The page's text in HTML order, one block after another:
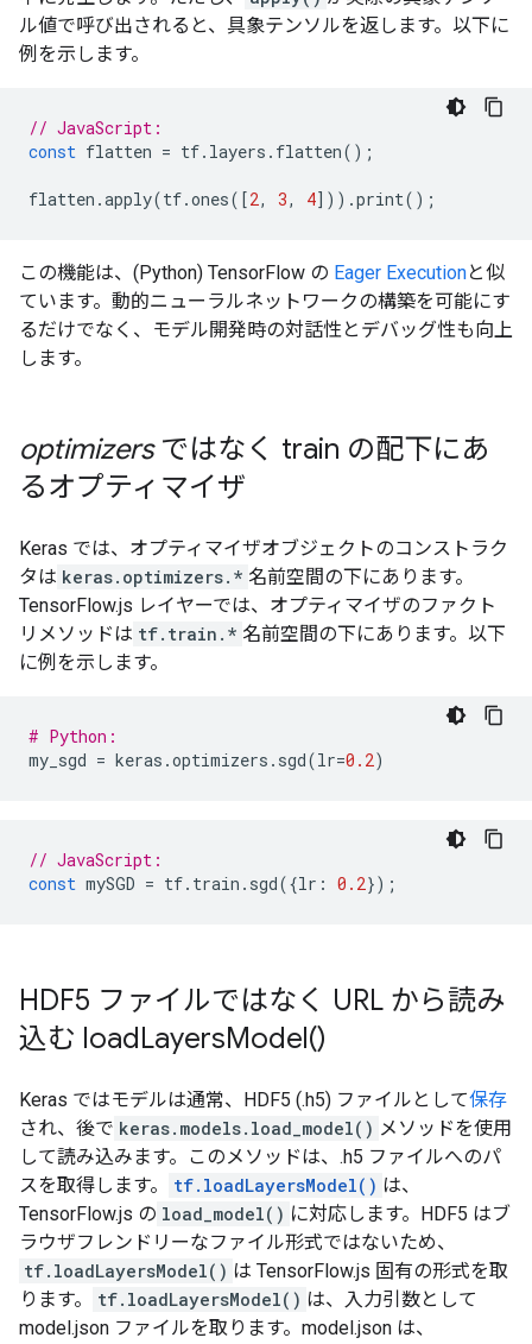
ル値で呼び出されると、具象テンソルを返します。以下に
例を示します。
// JavaScript:
const flatten = tf. layers . flatten();
flatten .apply(tf.ones([2, 3, 4])).print();
この機能は、(Python) TensorFlow の Eager Executionと似
ています。動的ニューラルネットワークの構築を可能にす
るだけでなく、モデル開発時の対話性とデバッグ性も向上
します。
optimizersではなく train の配下にあ
るオプティマイザ
Keras では、オプティマイザオブジェクトのコンストラク
タは keras.optimizers.* 名前空間の下にあります。
TensorFlow.js レイヤーでは、オプティマイザのファクト
リメソッドは tf.train.* 名前空間の下にあります。以下
に例を示します。
# Python:
my_sgd = keras .optimizers . sgd(lr=0.2)
// JavaScript:
const mySGD = tf. train . sgd({lr : 0.2});
HDF5 ファイルではなく URL から読み
込む loadLayersModel()
Keras ではモデルは通常、HDF5 (.h5) ファイルとして保存
され、後で keras.models.load_model() メソッドを使用
して読み込みます。このメソッドは、.h5 ファイルへのパ
スを取得します。
tf.loadLayersModel() は、
TensorFlow.js の load_model() に対応します。HDF5 はブ
ラウザフレンドリーなファイル形式ではないため、
tf.loadLayersModel() は TensorFlow.js 固有の形式を取
ります。
tf.loadLayersModel() は、入力引数として
model.json ファイルを取ります。model.json は、